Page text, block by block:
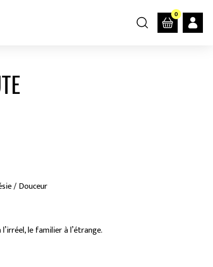
0
/ Douceur
le familier à l’étrange.